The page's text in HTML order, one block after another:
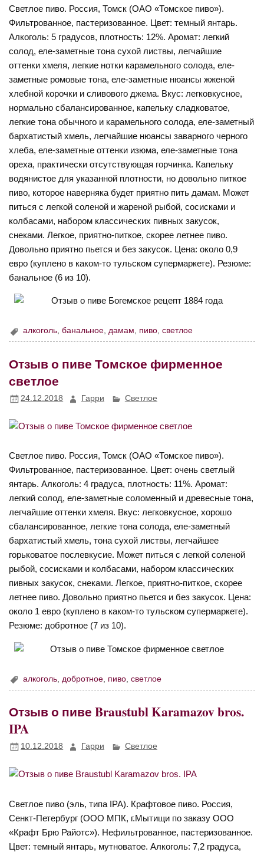
Светлое пиво. Россия, Томск (ОАО «Томское пиво»).
Фильтрованное, пастеризованное. Цвет: темный янтарь.
Алкоголь: 5 градусов, плотность: 12%. Аромат: легкий
солод, еле-заметные тона сухой листвы, легчайшие
оттенки хмеля, легкие нотки карамельного солода, еле-
заметные ромовые тона, еле-заметные нюансы жженой
хлебной корочки и сливового джема. Вкус: легковкусное,
нормально сбалансированное, капельку сладковатое,
легкие тона обычного и карамельного солода, еле-заметный
бархатистый хмель, легчайшие нюансы заварного черного
хлеба, еле-заметные оттенки изюма, еле-заметные тона
ореха, практически отсутствующая горчинка. Капельку
водянистое для указанной плотности, но довольно питкое
пиво, которое наверняка будет приятно пить дамам. Может
питься с легкой соленой и жареной рыбой, сосисками и
колбасами, набором классических пивных закусок,
снеками. Легкое, приятно-питкое, скорее летнее пиво.
Довольно приятно пьется и без закусок. Цена: около 0,9
евро (куплено в каком-то тульском супермаркете). Резюме:
банальное (6 из 10).
алкоголь,банальное,дамам, пиво,светлое
Отзыв о пиве Томское фирменное
светлое
24.12.2018 Гарри Светлое
Светлое пиво. Россия, Томск (ОАО «Томское пиво»).
Фильтрованное, пастеризованное. Цвет: очень светлый
янтарь. Алкоголь: 4 градуса, плотность: 11%. Аромат:
легкий солод, еле-заметные соломенный и древесные тона,
легчайшие оттенки хмеля. Вкус: легковкусное, хорошо
сбалансированное, легкие тона солода, еле-заметный
бархатистый хмель, тона сухой листвы, легчайшее
горьковатое послевкусие. Может питься с легкой соленой
рыбой, сосисками и колбасами, набором классических
пивных закусок, снеками. Легкое, приятно-питкое, скорее
летнее пиво. Довольно приятно пьется и без закусок. Цена:
около 1 евро (куплено в каком-то тульском супермаркете).
Резюме: добротное (7 из 10).
алкоголь добротное пиво ,светлое
Отзыв о пиве Braustubl Karamazov bros.
IPA
10.12.2018 Гарри Светлое
Светлое пиво (эль, типа IPA). Крафтовое пиво. Россия,
Сенкт-Петербург (ООО МПК, г.Мытищи по заказу ООО
«Крафт Брю Райотс»). Нефильтрованное, пастеризованное.
Цвет: темный янтарь, мутноватое. Алкоголь: 7,2 градуса,